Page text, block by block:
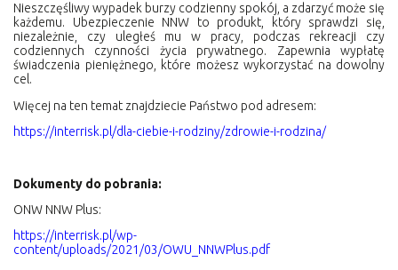
Nieszczęśliwy wypadek burzy codzienny spokój, a zdarzyć może się
każdemu. Ubezpieczenie NNW to produkt, który sprawdzi się,
niezależnie, czy uległeś mu w pracy, podczas rekreacji czy
codziennych czynności życia prywatnego. Zapewnia wypłatę
świadczenia pieniężnego, które możesz wykorzystać na dowolny
cel.
Więcej na ten temat znajdziecie Państwo pod adresem:
https://interrisk.pl/dla-ciebie-i-rodziny/zdrowie-i-rodzina/
Dokumenty do pobrania:
ONW NNW Plus:
https://interrisk.pl/wp-
content/uploads/2021/03/OWU_NNWPlus.pdf